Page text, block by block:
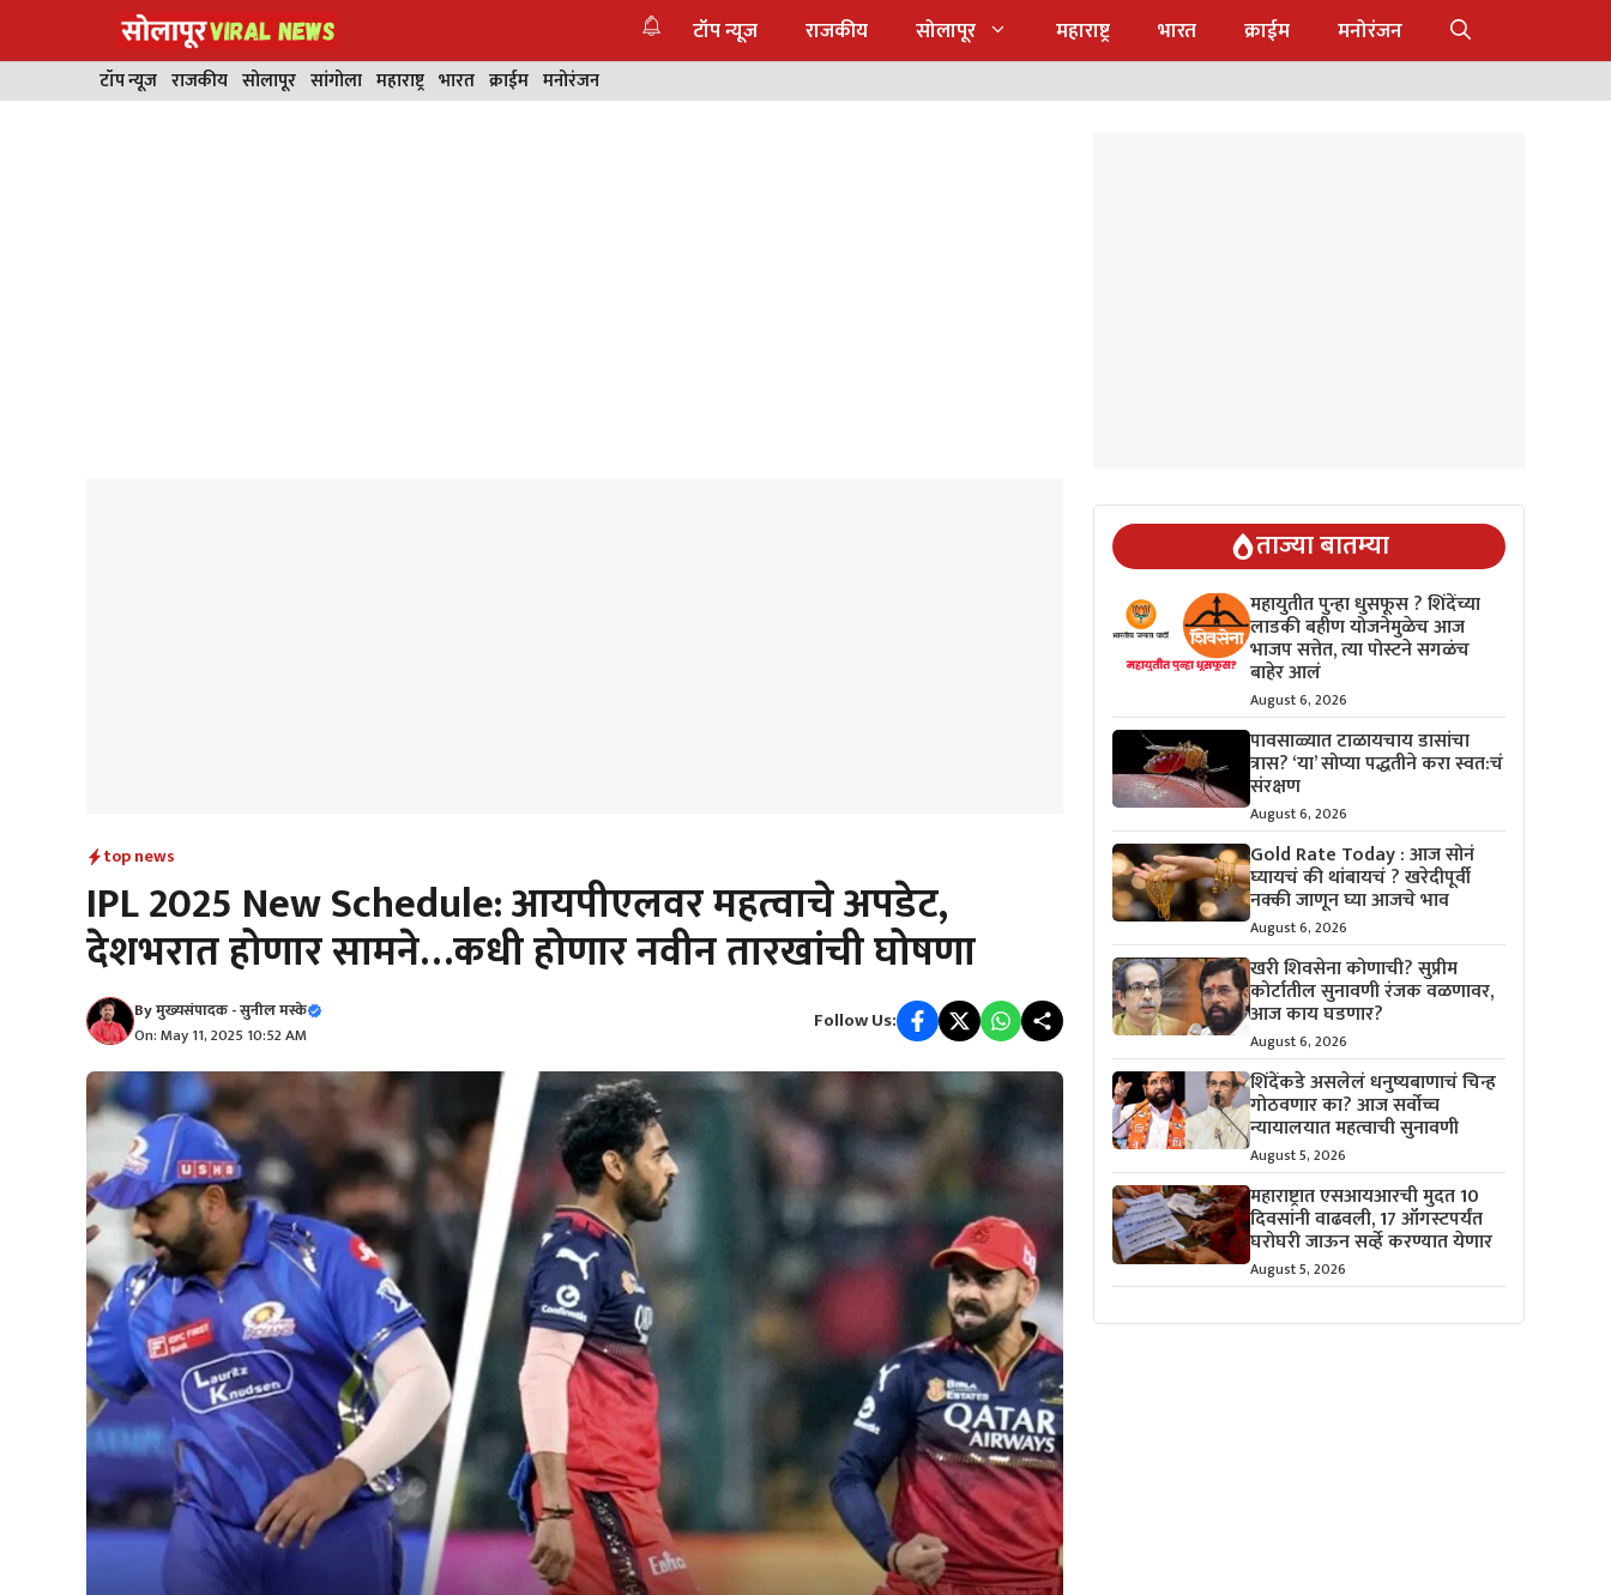
टॉप न्यूज राजकीय सोलापूर महाराष्ट्र भारत क्राईम मनोरंजन
टॉप न्यूज राजकीय सोलापूर सांगोला महाराष्ट्र भारत क्राईम मनोरंजन
top news
IPL 2025 New Schedule: आयपीएलवर महत्वाचे अपडेट,
देशभरात होणार सामने…कधी होणार नवीन तारखांची घोषणा
Byमुख्यसंपादक - सुनील मस्के
On: May 11, 2025 10:52 AM
Follow Us:
ताज्या बातम्या
महायुतीत पुन्हा धुसफूस ? शिंदेंच्या
लाडकी बहीण योजनेमुळेच आज
भाजप सत्तेत, त्या पोस्टने सगळंच
बाहेर आलं
August 6, 2026
पावसाळ्यात टाळायचाय डासांचा
त्रास? ‘या’ सोप्या पद्धतीने करा स्वत:चं
संरक्षण
August 6, 2026
Gold Rate Today : आज सोनं
घ्यायचं की थांबायचं ? खरेदीपूर्वी
नक्की जाणून घ्या आजचे भाव
August 6, 2026
खरी शिवसेना कोणाची? सुप्रीम
कोर्टातील सुनावणी रंजक वळणावर,
आज काय घडणार?
August 6, 2026
शिंदेंकडे असलेलं धनुष्यबाणाचं चिन्ह
गोठवणार का? आज सर्वोच्च
न्यायालयात महत्वाची सुनावणी
August 5, 2026
महाराष्ट्रात एसआयआरची मुदत 10
दिवसांनी वाढवली, 17 ऑगस्टपर्यंत
घरोघरी जाऊन सर्व्हे करण्यात येणार
August 5, 2026